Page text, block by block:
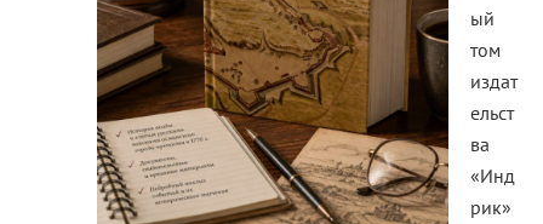
ый
том
издат
ельст
ва
«Инд
рик»